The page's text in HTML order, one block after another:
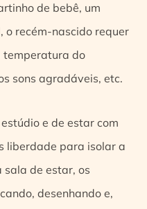
de bebê, um
o recém-nascido requer
temperatura do
sons agradáveis, etc.
e de estar com
liberdade para isolar a
de estar, os
desenhando e,